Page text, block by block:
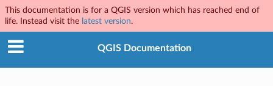
This documentation is for a QGIS version which has reached end of
life. Instead visit the latest version.
QGIS Documentation